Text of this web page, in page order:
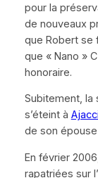
pour la
de nouveaux
que Robert se
que « Nano »
honoraire.
Subitement, la
s’éteint à
de son
En février
rapatriées sur